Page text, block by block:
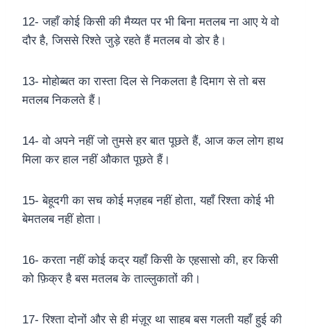
12- जहाँ कोई किसी की मैय्यत पर भी बिना मतलब ना आए ये वो
दौर है, जिससे रिश्ते जुड़े रहते हैं मतलब वो डोर है।
13- मोहोब्बत का रास्ता दिल से निकलता है दिमाग से तो बस
मतलब निकलते हैं।
14- वो अपने नहीं जो तुमसे हर बात पूछते हैं, आज कल लोग हाथ
मिला कर हाल नहीं औकात पूछते हैं।
15- बेहूदगी का सच कोई मज़हब नहीं होता, यहाँ रिश्ता कोई भी
बेमतलब नहीं होता।
16- करता नहीं कोई कद्र यहाँ किसी के एहसासो की, हर किसी
को फ़िक्र है बस मतलब के ताल्लुकातों की।
17- रिश्ता दोनों और से ही मंज़ूर था साहब बस गलती यहाँ हुई की